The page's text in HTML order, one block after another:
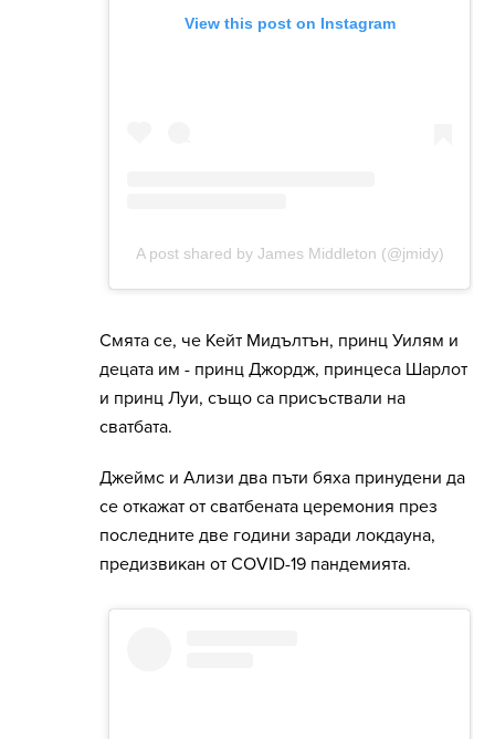
Смята се, че Кейт Мидълтън, принц Уилям и
децата им - принц Джордж, принцеса Шарлот
и принц Луи, също са присъствали на
сватбата.
Джеймс и Ализи два пъти бяха принудени да
се откажат от сватбената церемония през
последните две години заради локдауна,
предизвикан от COVID-19 пандемията.